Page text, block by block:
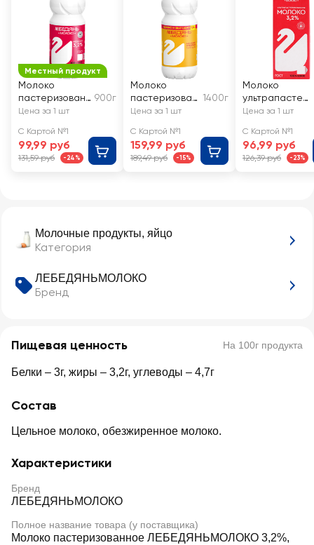
Молочные продукты, яйцо
Категория
ЛЕБЕДЯНЬМОЛОКО
Бренд
Пищевая ценность На 100г продукта
Белки – 3г, жиры – 3,2г, углеводы – 4,7г
Состав
Цельное молоко, обезжиренное молоко.
Характеристики
Бренд
ЛЕБЕДЯНЬМОЛОКО
Полное название товара (у поставщика)
Молоко пастеризованное ЛЕБЕДЯНЬМОЛОКО 3,2%,
Местный продукт
Молоко
пастеризованн
ое
ОКО 3,2%, без
змж
900г
Цена за 1 шт
С Картой №1
99,99 руб
131,59 руб -24%
Молоко
пастеризован
ное
ОКО
отборное
цельное 3,4–
1400г
Цена за 1 шт
С Картой №1
159,99 руб
189,49 руб -15%
Молоко
ультрапастер
изованное
ОКО 3,2%, без
змж
Цена за 1 шт
С Картой №1
96,99 руб
126,39 руб -23%